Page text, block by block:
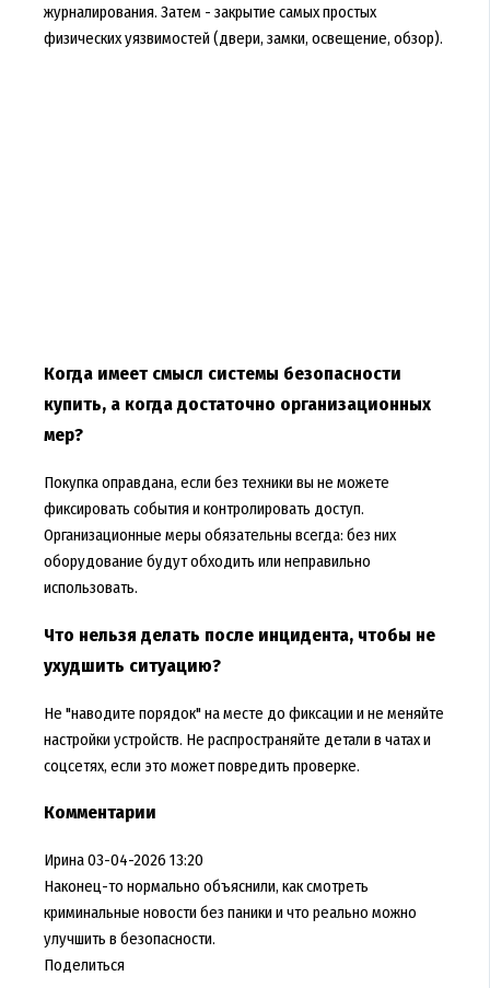
журналирования. Затем - закрытие самых простых
физических уязвимостей (двери, замки, освещение, обзор).
Когда имеет смысл системы безопасности
купить, а когда достаточно организационных
мер?
Покупка оправдана, если без техники вы не можете
фиксировать события и контролировать доступ.
Организационные меры обязательны всегда: без них
оборудование будут обходить или неправильно
использовать.
Что нельзя делать после инцидента, чтобы не
ухудшить ситуацию?
Не "наводите порядок" на месте до фиксации и не меняйте
настройки устройств. Не распространяйте детали в чатах и
соцсетях, если это может повредить проверке.
Комментарии
Ирина03-04-2026 13:20
Наконец-то нормально объяснили, как смотреть
криминальные новости без паники и что реально можно
улучшить в безопасности.
Поделиться